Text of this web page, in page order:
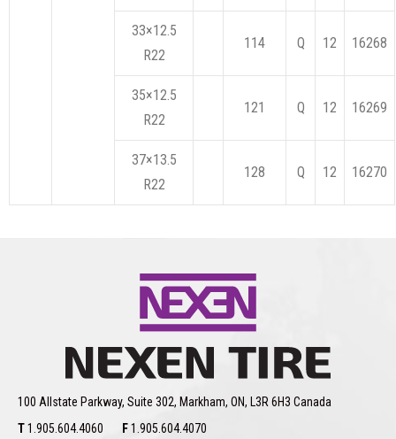
33×12.5
R22
114 Q 12 16268
35×12.5
R22
121 Q 12 16269
37×13.5
R22
128 Q 12 16270
100 Allstate Parkway, Suite 302, Markham, ON, L3R 6H3 Canada
T1.905.604.4060 F1.905.604.4070